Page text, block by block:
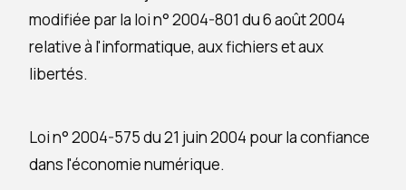
modifiée par la loi n° 2004-801 du 6 août 2004
relative à l'informatique, aux fichiers et aux
libertés.
Loi n° 2004-575 du 21 juin 2004 pour la confiance
dans l'économie numérique.